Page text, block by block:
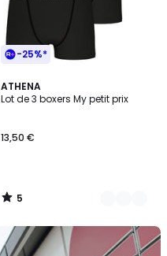
-25%*
ATHENA
Lot de 3 boxers My petit prix
13,50 €
5
/
4
Couleurs
5
/
Nouveau